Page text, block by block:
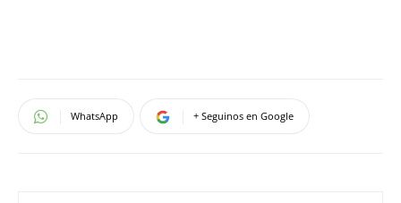
WhatsApp + Seguinos en Google